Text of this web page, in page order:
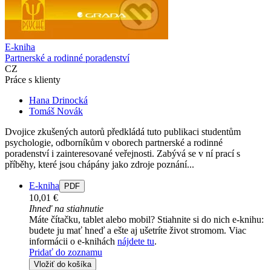
E-kniha
Partnerské a rodinné poradenství
CZ
Práce s klienty
Hana Drinocká
Tomáš Novák
Dvojice zkušených autorů předkládá tuto publikaci studentům
psychologie, odborníkům v oborech partnerské a rodinné
poradenství i zainteresované veřejnosti. Zabývá se v ní prací s
příběhy, které jsou chápány jako zdroje poznání...
E-kniha PDF
10,01 €
Ihneď na stiahnutie
Máte čítačku, tablet alebo mobil? Stiahnite si do nich e-knihu:
budete ju mať hneď a ešte aj ušetríte život stromom. Viac
informácii o e-knihách nájdete tu.
Pridať do zoznamu
Vložiť do košíka